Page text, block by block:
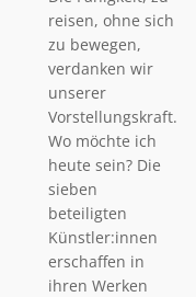
reisen, ohne sich
zu bewegen,
verdanken wir
unserer
Vorstellungskraft.
Wo möchte ich
heute sein? Die
sieben
beteiligten
Künstler:innen
erschaffen in
ihren Werken